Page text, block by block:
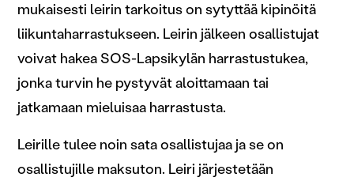
mukaisesti leirin tarkoitus on sytyttää kipinöitä
liikuntaharrastukseen. Leirin jälkeen osallistujat
voivat hakea SOS-Lapsikylän harrastustukea,
jonka turvin he pystyvät aloittamaan tai
jatkamaan mieluisaa harrastusta.
Leirille tulee noin sata osallistujaa ja se on
osallistujille maksuton. Leiri järjestetään